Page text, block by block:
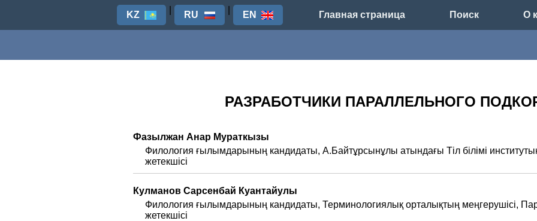
KZ RU EN Главная страница Поиск О
РАЗРАБОТЧИКИ ПАРАЛЛЕЛЬНОГО
Фазылжан Анар Мураткызы
Филология ғылымдарының кандидаты, А.Байтұрсынұлы атындағы Тіл білімі
жетекшісі
Кулманов Сарсенбай Куантайулы
Филология ғылымдарының кандидаты, Терминологиялық орталықтың меңгерушісі,
жетекшісі